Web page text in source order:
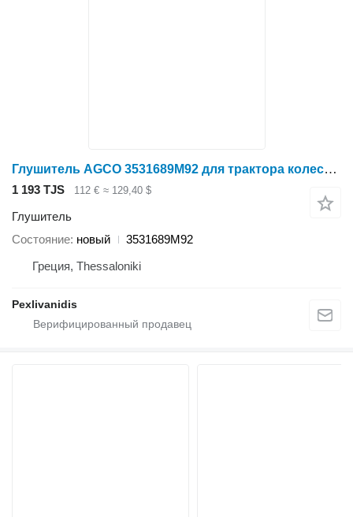
Глушитель AGCO 3531689M92 для трактора колесного Massey Ferguson
1 193 TJS 112 € ≈ 129,40 $
Глушитель
Состояние новый
3531689M92
Греция, Thessaloniki
Pexlivanidis